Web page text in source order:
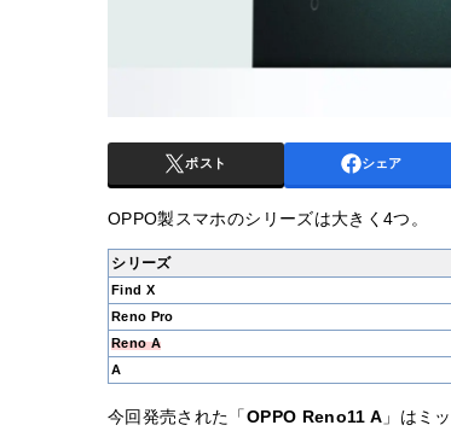
ポスト シェア
OPPO製スマホのシリーズは大きく4つ。
シリーズ
Find X
Reno Pro
Reno A
A
今回発売された「OPPO Reno11 A 」はミ